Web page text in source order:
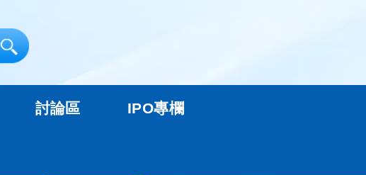
討論區 IPO專欄